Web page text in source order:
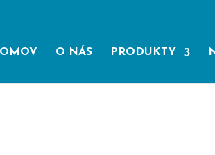
O NÁS PRODUKTY